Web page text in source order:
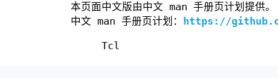
本页面中文版由中文 man 手册页计划提供。
中文 man 手册页计划：
https://
Tcl